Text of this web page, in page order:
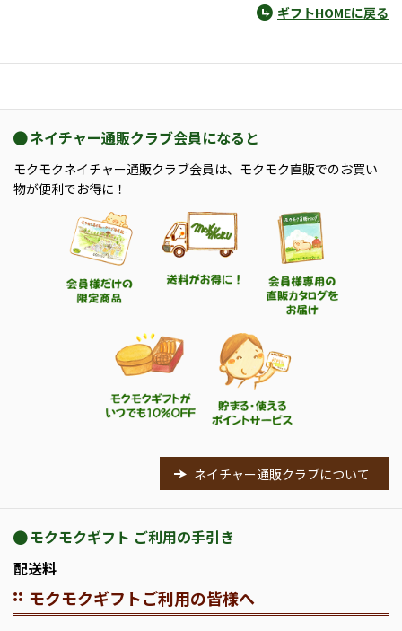
ギフトHOMEに戻る
ネイチャー通販クラブ会員になると
モクモクネイチャー通販クラブ会員は、モクモク直販でのお買い
物が便利でお得に！
ネイチャー通販クラブについて
モクモクギフト ご利用の手引き
配送料
モクモクギフトご利用の皆様へ